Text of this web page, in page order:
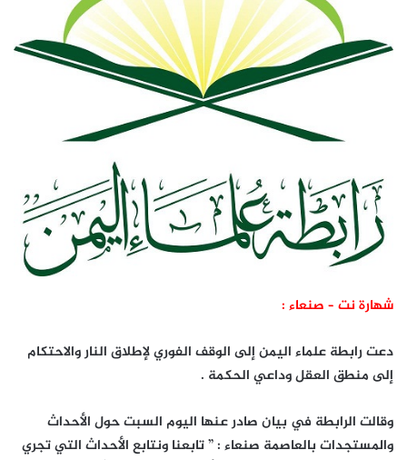
شهارة نت – صنعاء :
دعت رابطة علماء اليمن إلى الوقف الفوري لإطلاق النار والاحتكام
إلى منطق العقل وداعي الحكمة .
وقالت الرابطة في بيان صادر عنها اليوم السبت حول الأحداث
والمستجدات بالعاصمة صنعاء : ” تابعنا ونتابع الأحداث التي تجري